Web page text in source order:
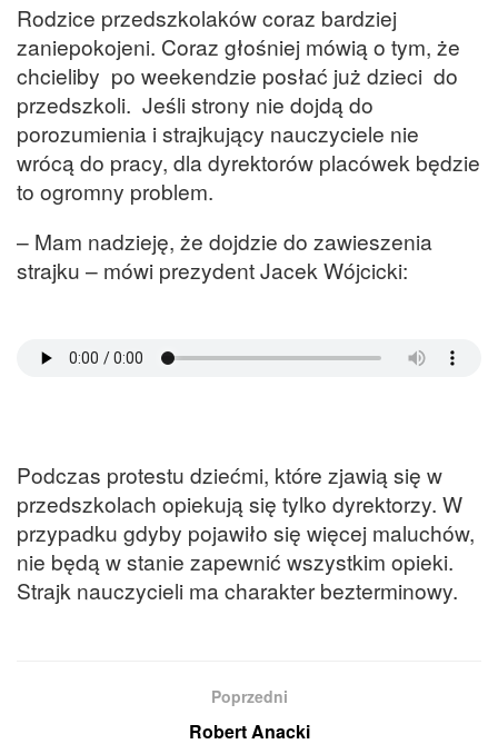
Rodzice przedszkolaków coraz bardziej
zaniepokojeni. Coraz głośniej mówią o tym, że
chcieliby po weekendzie posłać już dzieci do
przedszkoli. Jeśli strony nie dojdą do
porozumienia i strajkujący nauczyciele nie
wrócą do pracy, dla dyrektorów placówek będzie
to ogromny problem.
– Mam nadzieję, że dojdzie do zawieszenia
strajku – mówi prezydent Jacek Wójcicki:
Podczas protestu dziećmi, które zjawią się w
przedszkolach opiekują się tylko dyrektorzy. W
przypadku gdyby pojawiło się więcej maluchów,
nie będą w stanie zapewnić wszystkim opieki.
Strajk nauczycieli ma charakter bezterminowy.
Poprzedni
Robert Anacki